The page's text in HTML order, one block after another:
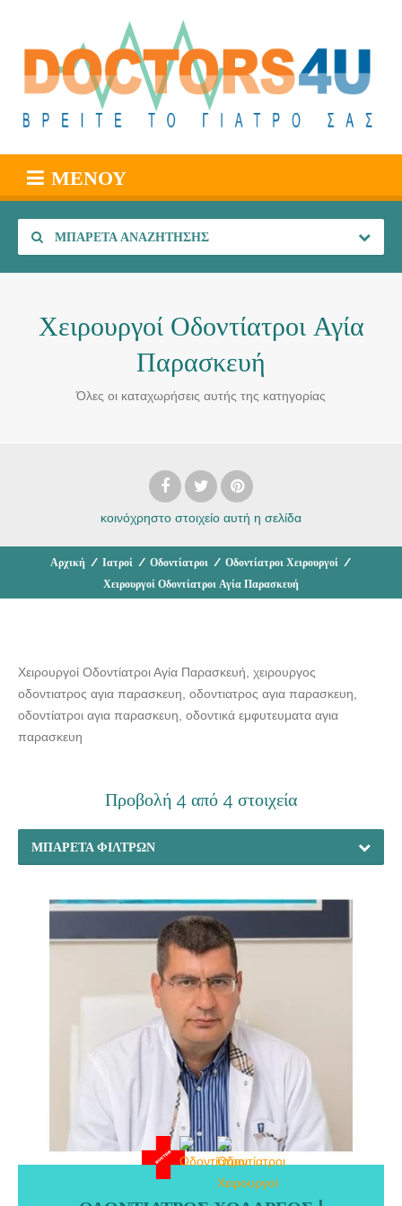
ΜΕΝΟΎ
ΜΠΑΡΈΤΑ ΑΝΑΖΉΤΗΣΗΣ
Χειρουργοί Οδοντίατροι Αγία
Παρασκευή
Όλες οι καταχωρήσεις αυτής της κατηγορίας
κοινόχρηστο στοιχείο αυτή η σελίδα
Αρχική / Ιατροί / Οδοντίατροι / Οδοντίατροι Χειρουργοί /
Χειρουργοί Οδοντίατροι Αγία Παρασκευή
Χειρουργοί Οδοντίατροι Αγία Παρασκευή, χειρουργος
οδοντιατρος αγια παρασκευη, οδοντιατρος αγια παρασκευη,
οδοντίατροι αγια παρασκευη, οδοντικά εμφυτευματα αγια
παρασκευη
Προβολή 4 από 4 στοιχεία
ΜΠΑΡΈΤΑ ΦΊΛΤΡΩΝ